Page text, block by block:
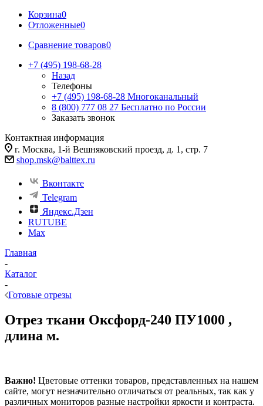
Корзина0
Отложенные0
Сравнение товаров0
+7 (495) 198-68-28
Назад
Телефоны
+7 (495) 198-68-28 Многоканальный
8 (800) 777 08 27 Бесплатно по России
Заказать звонок
Контактная информация
г. Москва, 1-й Вешняковский проезд, д. 1, стр. 7
shop.msk@balttex.ru
Вконтакте
Telegram
Яндекс.Дзен
RUTUBE
Max
Главная
-
Каталог
-
Готовые отрезы
Отрез ткани Оксфорд-240 ПУ1000 ,
длина м.
Важно! Цветовые оттенки товаров, представленных на нашем
сайте, могут незначительно отличаться от реальных, так как у
различных мониторов разные настройки яркости и контраста.